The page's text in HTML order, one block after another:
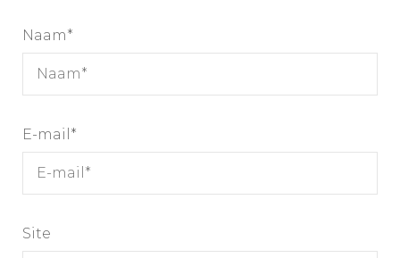
Naam*
E-mail *
Site